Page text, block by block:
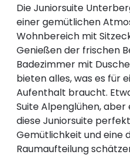
Die Juniorsuite
einer gemütlichen
Wohnbereich mit
Genießen der frischen
Badezimmer mit
bieten alles, was es für
Aufenthalt braucht.
Suite Alpenglühen,
diese Juniorsuite
Gemütlichkeit und eine
Raumaufteilung